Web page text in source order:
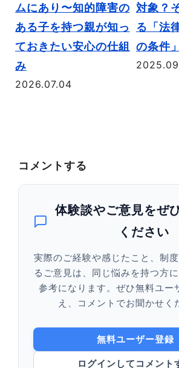
ムにあり〜知的障害の
ある子を持つ親が知っ
ておきたい安心の仕組
み
2026.07.04
対象？
る「法
の条件」
コメントする
体験談やご意見をぜ
ください
実際のご経験や感じたこと、制
るご意見は、同じ悩みを持つ方
参考になります。ぜひ無料ユー
え、コメントでお聞かせく
無料ユーザー登録
ログインしてコメント